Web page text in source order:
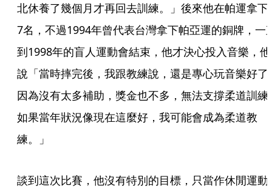
北休養了幾個月才再回去訓練。」後來他在帕運拿下
7名，不過1994年曾代表台灣拿下帕亞運的銅牌，一
到1998年的盲人運動會結束，他才決心投入音樂，他
說「當時摔完後，我跟教練說，還是專心玩音樂好了
因為沒有太多補助，獎金也不多，無法支撐柔道訓練
如果當年狀況像現在這麼好，我可能會成為柔道教
練。」
談到這次比賽，他沒有特別的目標，只當作休閒運動